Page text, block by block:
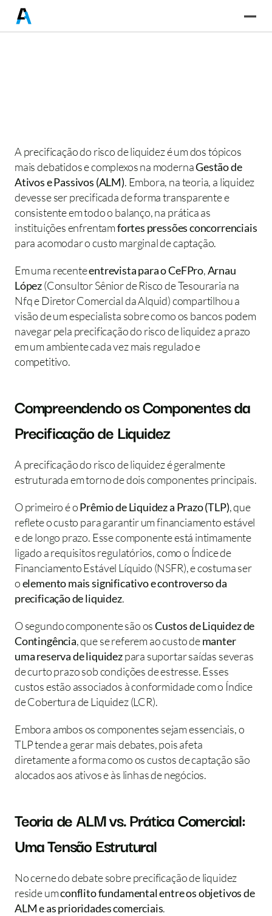
A precificação do risco de liquidez é um dos tópicos
mais debatidos e complexos na moderna Gestão de
Ativos e Passivos (ALM). Embora, na teoria, a liquidez
devesse ser precificada de forma transparente e
consistente em todo o balanço, na prática as
instituições enfrentam fortes pressões concorrenciais
para acomodar o custo marginal de captação.
Em uma recente entrevista para o CeFPro, Arnau
López (Consultor Sênior de Risco de Tesouraria na
Nfq e Diretor Comercial da Alquid) compartilhou a
visão de um especialista sobre como os bancos podem
navegar pela precificação do risco de liquidez a prazo
em um ambiente cada vez mais regulado e
competitivo.
Compreendendo os Componentes da
Precificação de Liquidez
A precificação do risco de liquidez é geralmente
estruturada em torno de dois componentes principais.
O primeiro é o Prêmio de Liquidez a Prazo (TLP), que
reflete o custo para garantir um financiamento estável
e de longo prazo. Esse componente está intimamente
ligado a requisitos regulatórios, como o Índice de
Financiamento Estável Líquido (NSFR), e costuma ser
o elemento mais significativo e controverso da
precificação de liquidez.
O segundo componente são os Custos de Liquidez de
Contingência, que se referem ao custo de manter
uma reserva de liquidez para suportar saídas severas
de curto prazo sob condições de estresse. Esses
custos estão associados à conformidade com o Índice
de Cobertura de Liquidez (LCR).
Embora ambos os componentes sejam essenciais, o
TLP tende a gerar mais debates, pois afeta
diretamente a forma como os custos de captação são
alocados aos ativos e às linhas de negócios.
Teoria de ALM vs. Prática Comercial:
Uma Tensão Estrutural
No cerne do debate sobre precificação de liquidez
reside um conflito fundamental entre os objetivos de
ALM e as prioridades comerciais.